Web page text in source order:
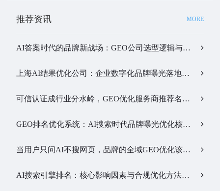
推荐资讯 MORE
AI答案时代的品牌新战场：GEO公司选型逻辑与实战观察…
上海AI结果优化公司：企业数字化品牌曝光落地全解析…
可信认证成行业分水岭，GEO优化服务商推荐名单有了新答案…
GEO排名优化系统：AI搜索时代品牌曝光优化核心工具…
当用户只问AI不搜网页，品牌的全域GEO优化该交给谁？…
AI搜索引擎排名：核心影响因素与合规优化方法…